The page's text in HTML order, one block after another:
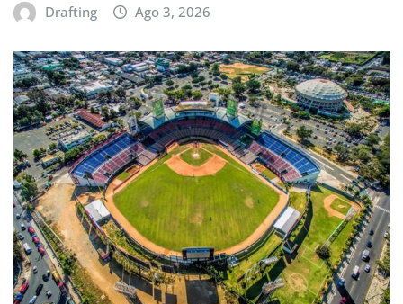
Drafting Ago 3, 2026